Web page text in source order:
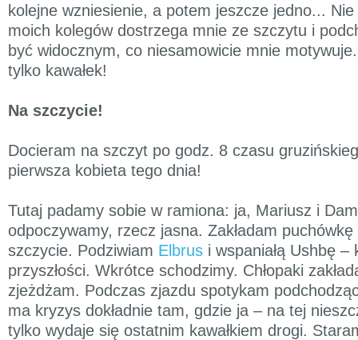
kolejne wzniesienie, a potem jeszcze jedno...
moich kolegów dostrzega mnie ze szczytu i
być widocznym, co niesamowicie mnie
tylko kawałek!
Na szczycie!
Docieram na szczyt po godz. 8 czasu
pierwsza kobieta tego dnia!
Tutaj padamy sobie w ramiona: ja, Mariusz i
odpoczywamy, rzecz jasna. Zakładam puchówkę
szczycie. Podziwiam Elbrus i wspaniałą Ushbę –
przyszłości. Wkrótce schodzimy. Chłopaki
zjeżdżam. Podczas zjazdu spotykam
ma kryzys dokładnie tam, gdzie ja – na tej
tylko wydaje się ostatnim kawałkiem drogi.